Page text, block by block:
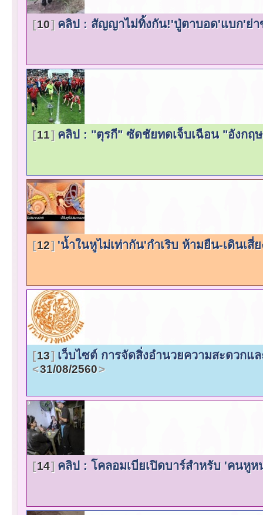
10 คลิป : สัญญาไม่ทิ้งกัน!'ปู่ตาบอด'แบก'ย่
11 คลิป : "ตุรกี" ซัดชัยทดเจ็บเฉือน "อังก
12 'น้ำในหูไม่เท่ากัน'กำเริบ ห้ามยืน-เดินเ
13 เว็บไซต์ การจัดสิ่งอำนวยความสะดวก
31/08/2560
14 คลิป : โคลอมเบียเปิดบาร์สำหรับ 'คนหู